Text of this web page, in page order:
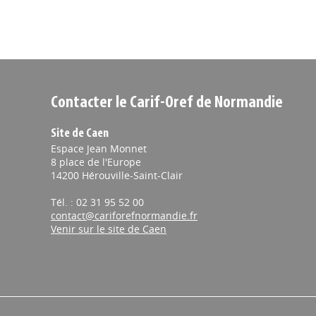
Contacter le Carif-Oref de Normandie
Site de Caen
Espace Jean Monnet
8 place de l'Europe
14200 Hérouville-Saint-Clair
Tél. : 02 31 95 52 00
contact@cariforefnormandie.fr
Venir sur le site de Caen